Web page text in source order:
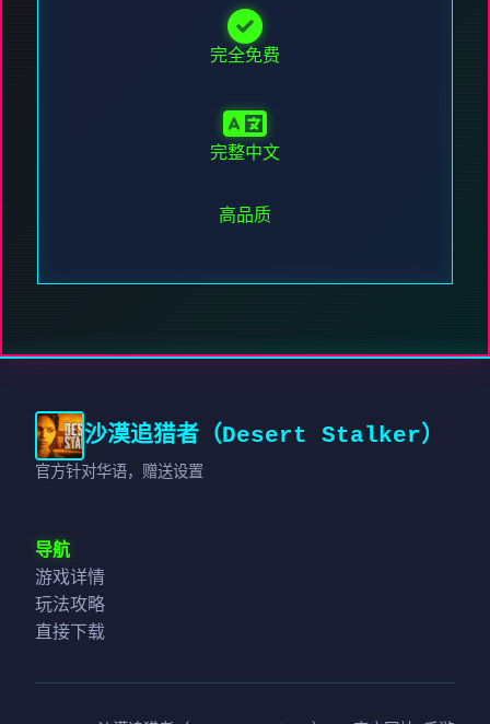
完全免费
完整中文
高品质
沙漠追猎者（Desert Stalker）
官方针对华语，赠送设置
导航
游戏详情
玩法攻略
直接下载